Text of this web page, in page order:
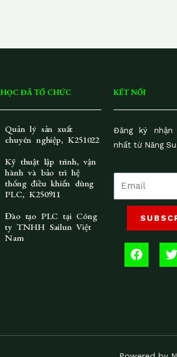
ĐÃ TỔ CHỨC
Quản lý sản xuất
chuyên nghiệp, K251022
Kỹ thuật lập trình, vận
hành và bảo trì hệ
thống điều khiển dùng
PLC, K250911
Đào tạo PLC tại Công
ty TNHH Sailun Việt
Nam
KẾT NỐI
Đăng ký
nhất từ Năng
F
a
k
T
w